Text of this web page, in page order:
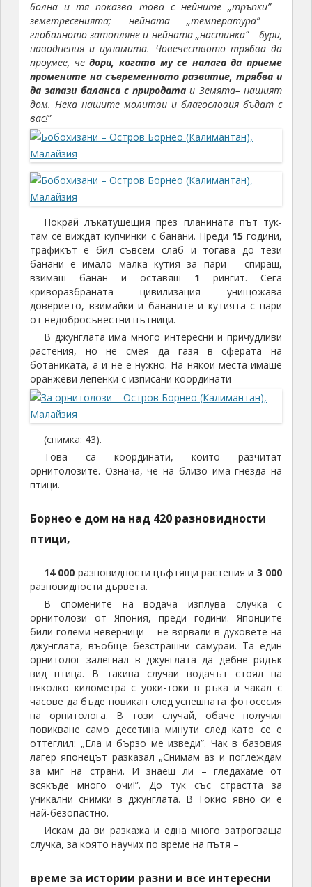
болна и тя показва това с нейните „тръпки” –
земетресенията; нейната „температура” –
глобалното затопляне и нейната „настинка” – бури,
наводнения и цунамита. Човечеството трябва да
проумее, чедори, когато му се налага да приеме
промените на съвременното развитие, трябва и
да запази баланса с природатаи Земята– нашият
дом. Нека нашите молитви и благословия бъдат с
вас!”
Покрай лъкатушещия през планината път тук-
там се виждат купчинки с банани. Преди 15години,
трафикът е бил съвсем слаб и тогава до тези
банани е имало малка кутия за пари – спираш,
взимаш банан и оставяш 1 рингит. Сега
криворазбраната цивилизация унищожава
доверието, взимайки и бананите и кутията с пари
от недобросъвестни пътници.
В джунглата има много интересни и причудливи
растения, но не смея да газя в сферата на
ботаниката, а и не е нужно. На някои места имаше
оранжеви лепенки с изписани координати
(снимка: 43).
Това са координати, които разчитат
орнитолозите. Означа, че на близо има гнезда на
птици.
Борнео е дом на над 420 разновидности
птици,
14 000 разновидности цъфтящи растения и 3 000
разновидности дървета.
В спомените на водача изплува случка с
орнитолози от Япония, преди години. Японците
били големи неверници – не вярвали в духовете на
джунглата, въобще безстрашни самураи. Та един
орнитолог залегнал в джунглата да дебне рядък
вид птица. В такива случаи водачът стоял на
няколко километра с уоки-токи в ръка и чакал с
часове да бъде повикан след успешната фотосесия
на орнитолога. В този случай, обаче получил
повикване само десетина минути след като се е
оттеглил: „Ела и бързо ме изведи”. Чак в базовия
лагер японецът разказал „Снимам аз и поглеждам
за миг на страни. И знаеш ли – гледахаме от
всякъде много очи!”. До тук със страстта за
уникални снимки в джунглата. В Токио явно си е
най-безопастно.
Искам да ви разкажа и една много затрогваща
случка, за която научих по време на пътя –
време за истории разни и все интересни